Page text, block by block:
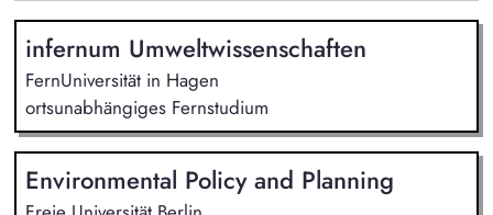
infernum Umweltwissenschaften
FernUniversität in Hagen
ortsunabhängiges Fernstudium
Environmental Policy and Planning